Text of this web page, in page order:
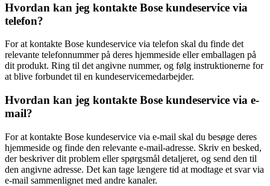
Hvordan kan jeg kontakte Bose kundeservice via
telefon?
For at kontakte Bose kundeservice via telefon skal du finde det
relevante telefonnummer på deres hjemmeside eller emballagen på
dit produkt. Ring til det angivne nummer, og følg instruktionerne for
at blive forbundet til en kundeservicemedarbejder.
Hvordan kan jeg kontakte Bose kundeservice via e-
mail?
For at kontakte Bose kundeservice via e-mail skal du besøge deres
hjemmeside og finde den relevante e-mail-adresse. Skriv en besked,
der beskriver dit problem eller spørgsmål detaljeret, og send den til
den angivne adresse. Det kan tage længere tid at modtage et svar via
e-mail sammenlignet med andre kanaler.